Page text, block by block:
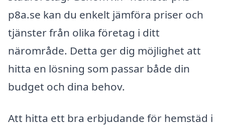
p8a.se kan du enkelt jämföra priser och
tjänster från olika företag i ditt
närområde. Detta ger dig möjlighet att
hitta en lösning som passar både din
budget och dina behov.
Att hitta ett bra erbjudande för hemstäd i